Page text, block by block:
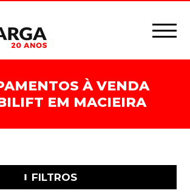
À VENDA
EM MACIEIRA
FILTROS